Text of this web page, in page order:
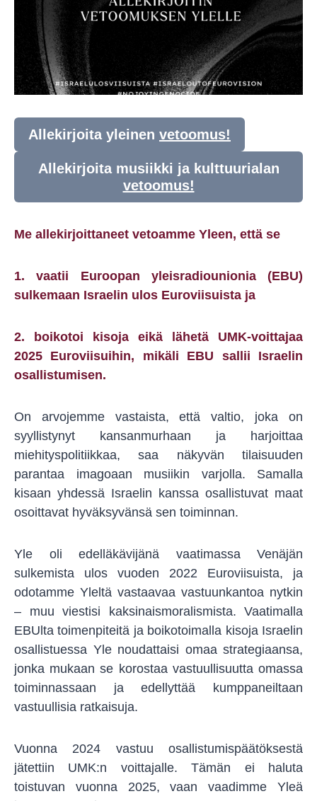
Allekirjoita yleinen vetoomus!
Allekirjoita musiikki ja kulttuurialan
vetoomus!
Me allekirjoittaneet vetoamme Yleen, että se
1. vaatii Euroopan yleisradiounionia (EBU)
sulkemaan Israelin ulos Euroviisuista ja
2. boikotoi kisoja eikä lähetä UMK-voittajaa
2025 Euroviisuihin, mikäli EBU sallii Israelin
osallistumisen.
On arvojemme vastaista, että valtio, joka on
syyllistynyt kansanmurhaan ja harjoittaa
miehityspolitiikkaa, saa näkyvän tilaisuuden
parantaa imagoaan musiikin varjolla. Samalla
kisaan yhdessä Israelin kanssa osallistuvat maat
osoittavat hyväksyvänsä sen toiminnan.
Yle oli edelläkävijänä vaatimassa Venäjän
sulkemista ulos vuoden 2022 Euroviisuista, ja
odotamme Yleltä vastaavaa vastuunkantoa nytkin
– muu viestisi kaksinaismoralismista. Vaatimalla
EBUlta toimenpiteitä ja boikotoimalla kisoja Israelin
osallistuessa Yle noudattaisi omaa strategiaansa,
jonka mukaan se korostaa vastuullisuutta omassa
toiminnassaan ja edellyttää kumppaneiltaan
vastuullisia ratkaisuja.
Vuonna 2024 vastuu osallistumispäätöksestä
jätettiin UMK:n voittajalle. Tämän ei haluta
toistuvan vuonna 2025, vaan vaadimme Yleä